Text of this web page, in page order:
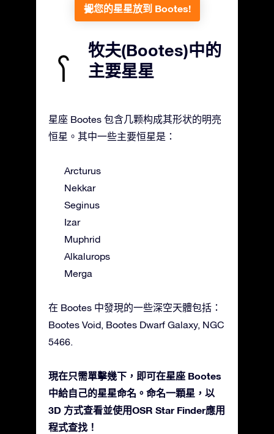
把您的星星放到 Bootes!
牧夫(Bootes)中的
主要星星
星座 Bootes 包含几颗构成其形状的明亮
恒星。其中一些主要恒星是：
Arcturus
Nekkar
Seginus
Izar
Muphrid
Alkalurops
Merga
在 Bootes 中發現的一些深空天體包括：
Bootes Void, Bootes Dwarf Galaxy, NGC
5466.
現在只需單擊幾下，即可在星座 Bootes
中給自己的星星命名。命名一顆星，以
3D 方式查看並使用OSR Star Finder應用
程式查找！